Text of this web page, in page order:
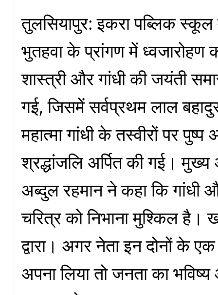
तुलसियापुर: इकरा पब्लिक स्कूल
भुतहवा के प्रांगण में ध्वजारोहण
शास्त्री और गांधी की जयंती
गई, जिसमें सर्वप्रथम लाल
महात्मा गांधी के तस्वीरों पर पुष्प
श्रद्धांजलि अर्पित की गई।
अब्दुल रहमान ने कहा कि गांधी
चरित्र को निभाना मुश्किल
द्वारा। अगर नेता इन दोनों के एक
अपना लिया तो जनता का भविष्य